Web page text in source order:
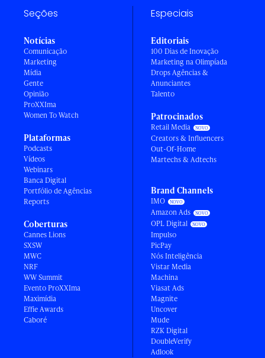
Seções
Notícias
Comunicação
Marketing
Mídia
Gente
Opinião
ProXXIma
Women To Watch
Plataformas
Podcasts
Vídeos
Webinars
Banca Digital
Portfólio de Agências
Reports
Coberturas
Cannes Lions
SXSW
MWC
NRF
WW Summit
Evento ProXXIma
Maximídia
Effie Awards
Caboré
Especiais
Editoriais
100 Dias de Inovação
Marketing na Olimpíada
Drops Agências &
Anunciantes
Talento
Patrocinados
Retail Media
Creators & Influencers
Out-Of-Home
Martechs & Adtechs
Brand Channels
IMO
Amazon Ads
OPL Digital
Impulso
PicPay
Nós Inteligência
Vistar Media
Machina
Viasat Ads
Magnite
Uncover
Mude
RZK Digital
DoubleVerify
Adlook